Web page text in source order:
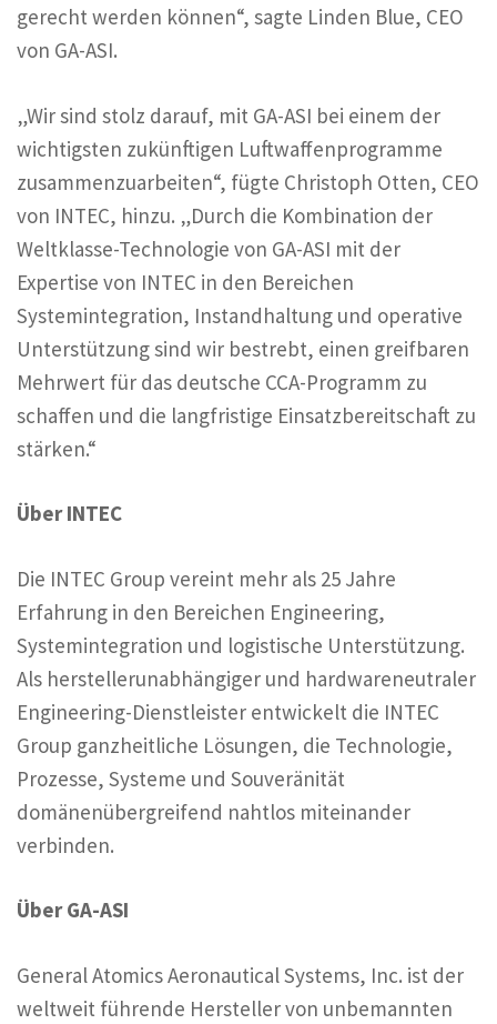
gerecht werden können“, sagte Linden Blue, CEO
von GA-ASI.
„Wir sind stolz darauf, mit GA-ASI bei einem der
wichtigsten zukünftigen Luftwaffenprogramme
zusammenzuarbeiten“, fügte Christoph Otten, CEO
von INTEC, hinzu. „Durch die Kombination der
Weltklasse-Technologie von GA-ASI mit der
Expertise von INTEC in den Bereichen
Systemintegration, Instandhaltung und operative
Unterstützung sind wir bestrebt, einen greifbaren
Mehrwert für das deutsche CCA-Programm zu
schaffen und die langfristige Einsatzbereitschaft zu
stärken.“
Über INTEC
Die INTEC Group vereint mehr als 25 Jahre
Erfahrung in den Bereichen Engineering,
Systemintegration und logistische Unterstützung.
Als herstellerunabhängiger und hardwareneutraler
Engineering-Dienstleister entwickelt die INTEC
Group ganzheitliche Lösungen, die Technologie,
Prozesse, Systeme und Souveränität
domänenübergreifend nahtlos miteinander
verbinden.
Über GA-ASI
General Atomics Aeronautical Systems, Inc. ist der
weltweit führende Hersteller von unbemannten